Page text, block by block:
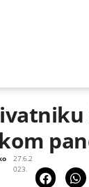
27.6.2
023.